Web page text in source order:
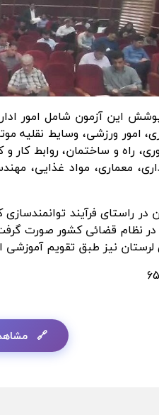
این آزمون شامل امور اداری،
امور ورزشی، وسایط نقلیه
راه و ساختمان، روابط کار
معماری، مواد غذایی،
در راستای فرآیند
در نظام قضائی کشور صورت
نیز طبق تقویم آموزشی